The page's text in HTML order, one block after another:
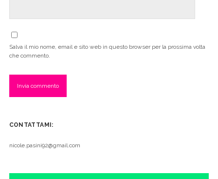
Salva il mio nome, email e sito web in questo browser per la prossima volta
che commento.
CONTATTAMI:
nicole.pasini92@gmail.com